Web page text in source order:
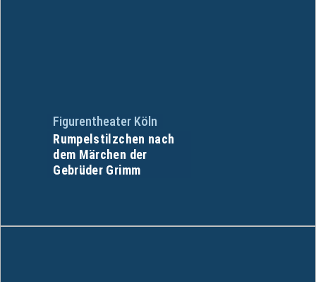
Figurentheater Köln
Rumpelstilzchen nach
dem Märchen der
Gebrüder Grimm